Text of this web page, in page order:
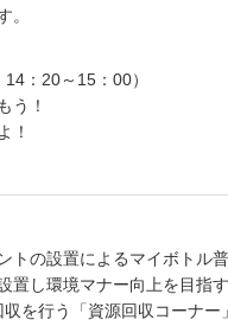
。
：20～15：00）
う！
！
トの設置によるマイボトル
置し環境マナー向上を目指
を行う「資源回収コーナー